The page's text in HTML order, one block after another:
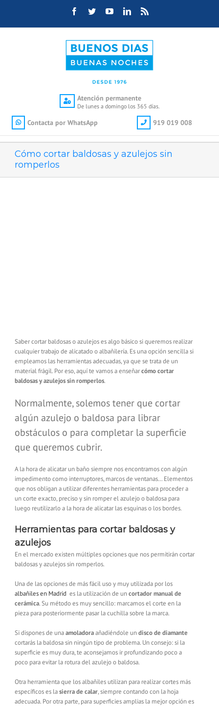
Facebook
TwitterYouTubeLinkedIn
Atención permanente
De lunes a domingo los 365 días.
Contacta por WhatsApp 919 019 008
Cómo cortar baldosas y azulejos sin
romperlos
Saber cortar baldosas o azulejos es algo básico si queremos realizar
cualquier trabajo de alicatado o albañilería. Es una opción sencilla si
empleamos las herramientas adecuadas, ya que se trata de un
material frágil. Por eso, aquí te vamos a enseñarcómo cortar
baldosas y azulejos sin romperlos.
Normalmente, solemos tener que cortar
algún azulejo o baldosa para librar
obstáculos o para completar la superficie
que queremos cubrir.
A la hora de alicatar un baño siempre nos encontramos con algún
impedimento como interruptores, marcos de ventanas… Elementos
que nos obligan a utilizar diferentes herramientas para proceder a
un corte exacto, preciso y sin romper el azulejo o baldosa para
luego reutilizarlo a la hora de alicatar las esquinas o los bordes.
Herramientas para cortar baldosas y
azulejos
En el mercado existen múltiples opciones que nos permitirán cortar
baldosas y azulejos sin romperlos.
Una de las opciones de más fácil uso y muy utilizada por los
albañiles en Madrid es la utilización de uncortador manual de
cerámica. Su método es muy sencillo: marcamos el corte en la
pieza para posteriormente pasar la cuchilla sobre la marca.
Si dispones de unaamoladoraañadiéndole undisco de diamante
cortarás la baldosa sin ningún tipo de problema. Un consejo: si la
superficie es muy dura, te aconsejamos ir profundizando poco a
poco para evitar la rotura del azulejo o baldosa.
Otra herramienta que los albañiles utilizan para realizar cortes más
específicos es lasierra de calar, siempre contando con la hoja
adecuada. Por otra parte, para superficies amplias la mejor opción es